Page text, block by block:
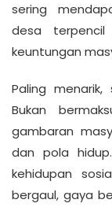
sering
desa
keuntungan
Paling menarik,
Bukan
gambaran
dan pola
kehidupan
bergaul, gaya